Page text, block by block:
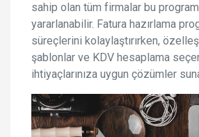
sahip olan tüm firmalar bu
yararlanabilir. Fatura hazırlama
süreçlerini kolaylaştırırken,
şablonlar ve KDV hesaplama
ihtiyaçlarınıza uygun çözümler